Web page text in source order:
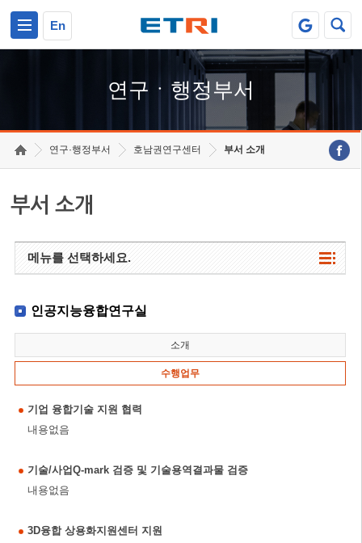
En
연구ㆍ행정부서
연구·행정부서 호남권연구센터 부서 소개
부서 소개
메뉴를 선택하세요.
인공지능융합연구실
소개
수행업무
기업 융합기술 지원 협력
내용없음
기술/사업Q-mark 검증 및 기술용역결과물 검증
내용없음
3D융합 상용화지원센터 지원